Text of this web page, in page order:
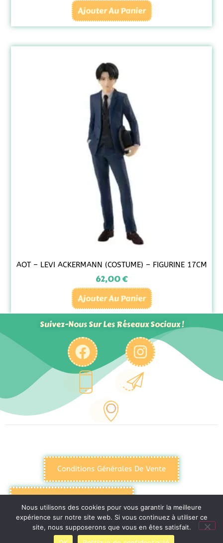
Ajouter Au Panier
AOT – LEVI ACKERMANN (COSTUME) – FIGURINE 17CM
62,00€
Ajouter Au Panier
Suivez-Nous Sur Les Réseaux Sociaux !
Conditions Générales De Vente
Mentions Légales
Nous utilisons des cookies pour vous garantir la meilleure
expérience sur notre site web. Si vous continuez à utiliser ce
site, nous supposerons que vous en êtes satisfait.